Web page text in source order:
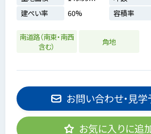
建ぺい率
60% 容積率
南道路（南東・南西
含む）
角地
お問い合わせ・見
お気に入りに追